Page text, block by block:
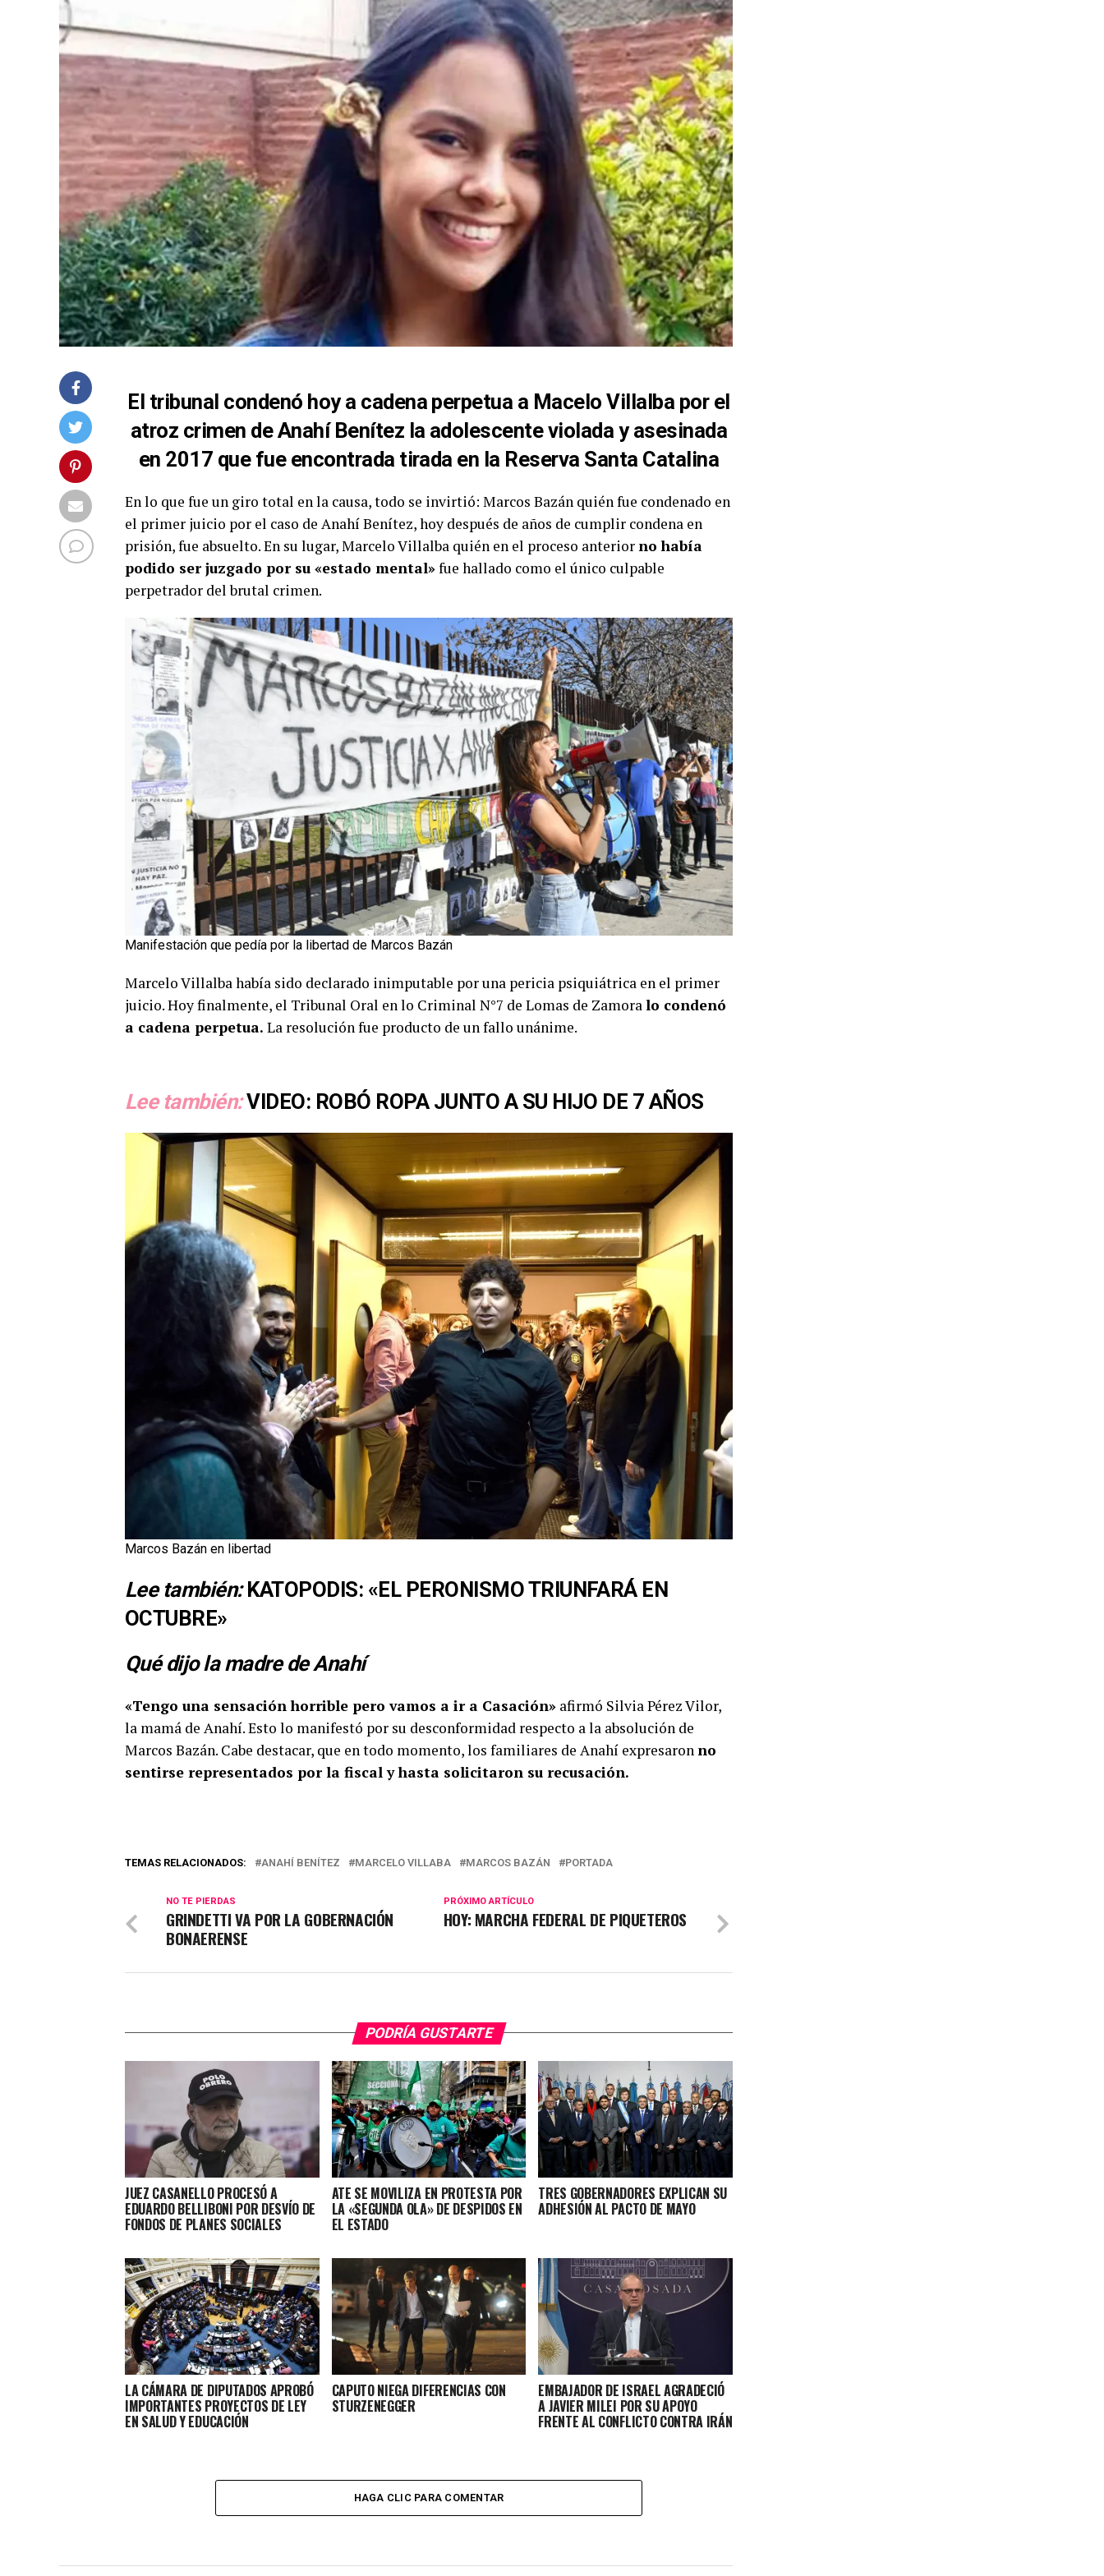
El tribunal condenó hoy a cadena perpetua a Macelo Villalba por el
atroz crimen de Anahí Benítez la adolescente violada y asesinada
en 2017 que fue encontrada tirada en la Reserva Santa Catalina
En lo que fue un giro total en la causa, todo se invirtió: Marcos Bazán quién fue condenado en
el primer juicio por el caso de Anahí Benítez, hoy después de años de cumplir condena en
prisión, fue absuelto. En su lugar, Marcelo Villalba quién en el proceso anterior no había
podido ser juzgado por su «estado mental»fue hallado como el único culpable
perpetrador del brutal crimen.
Manifestación que pedía por la libertad de Marcos Bazán
Marcelo Villalba había sido declarado inimputable por una pericia psiquiátrica en el primer
juicio. Hoy finalmente, el Tribunal Oral en lo Criminal N°7 de Lomas de Zamoralo condenó
a cadena perpetua. La resolución fue producto de un fallo unánime.
Lee también:VIDEO: ROBÓ ROPA JUNTO A SU HIJO DE 7 AÑOS
Marcos Bazán en libertad
Lee también: KATOPODIS: «EL PERONISMO TRIUNFARÁ EN
OCTUBRE»
Qué dijo la madre de Anahí
«Tengo una sensación horrible pero vamos a ir a Casación» afirmó Silvia Pérez Vilor,
la mamá de Anahí. Esto lo manifestó por su desconformidad respecto a la absolución de
Marcos Bazán. Cabe destacar, que en todo momento, los familiares de Anahí expresaronno
sentirse representados por la fiscal y hasta solicitaron su recusación.
TEMAS RELACIONADOS: ANAHÍ BENÍTEZ MARCELO VILLABA MARCOS BAZÁN PORTADA
PRÓXIMO ARTÍCULO
HOY: MARCHA FEDERAL DE PIQUETEROS
NO TE PIERDAS
GRINDETTI VA POR LA GOBERNACIÓN
BONAERENSE
PODRÍA GUSTARTE
JUEZ CASANELLO PROCESÓ A
EDUARDO BELLIBONI POR DESVÍO DE
FONDOS DE PLANES SOCIALES
ATE SE MOVILIZA EN PROTESTA POR
LA «SEGUNDA OLA» DE DESPIDOS EN
EL ESTADO
TRES GOBERNADORES EXPLICAN SU
ADHESIÓN AL PACTO DE MAYO
LA CÁMARA DE DIPUTADOS APROBÓ
IMPORTANTES PROYECTOS DE LEY
EN SALUD Y EDUCACIÓN
CAPUTO NIEGA DIFERENCIAS CON
STURZENEGGER
EMBAJADOR DE ISRAEL AGRADECIÓ
A JAVIER MILEI POR SU APOYO
FRENTE AL CONFLICTO CONTRA IRÁN
HAGA CLIC PARA COMENTAR